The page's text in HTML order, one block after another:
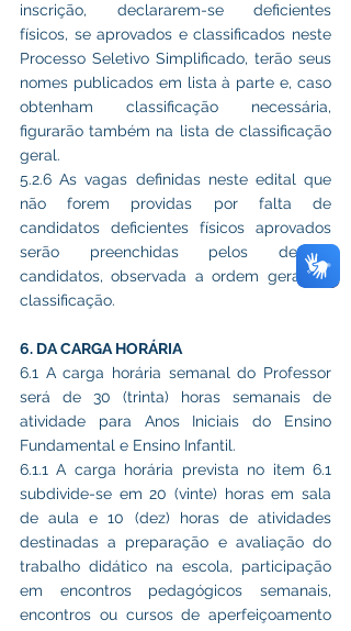
inscrição, declararem-se deficientes
físicos, se aprovados e classificados neste
Processo Seletivo Simplificado, terão seus
nomes publicados em lista à parte e, caso
obtenham classificação necessária,
figurarão também na lista de classificação
geral.
5.2.6 As vagas definidas neste edital que
não forem providas por falta de
candidatos deficientes físicos aprovados
serão preenchidas pelos demais
candidatos, observada a ordem geral de
classificação.
6. DA CARGA HORÁRIA
6.1 A carga horária semanal do Professor
será de 30 (trinta) horas semanais de
atividade para Anos Iniciais do Ensino
Fundamental e Ensino Infantil.
6.1.1 A carga horária prevista no item 6.1
subdivide-se em 20 (vinte) horas em sala
de aula e 10 (dez) horas de atividades
destinadas a preparação e avaliação do
trabalho didático na escola, participação
em encontros pedagógicos semanais,
encontros ou cursos de aperfeiçoamento